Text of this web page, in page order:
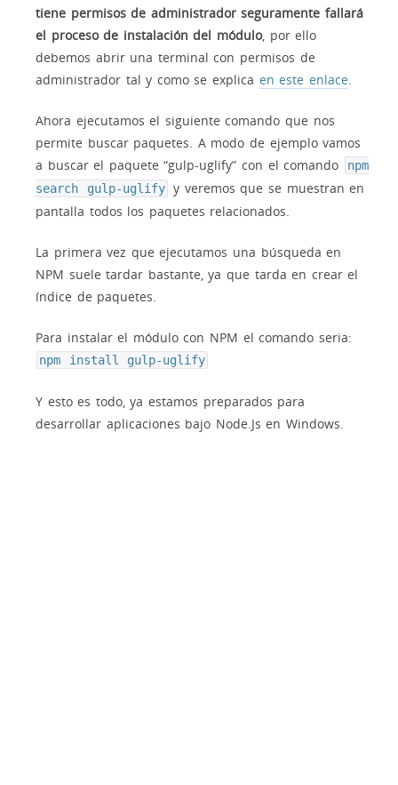
tiene permisos de administrador seguramente fallará
el proceso de instalación del módulo, por ello
debemos abrir una terminal con permisos de
administrador tal y como se explica en este enlace.
Ahora ejecutamos el siguiente comando que nos
permite buscar paquetes. A modo de ejemplo vamos
a buscar el paquete “gulp-uglify” con el comando
npm
search gulp-uglify y veremos que se muestran en
pantalla todos los paquetes relacionados.
La primera vez que ejecutamos una búsqueda en
NPM suele tardar bastante, ya que tarda en crear el
índice de paquetes.
Para instalar el módulo con NPM el comando seria:
npm install gulp-uglify
Y esto es todo, ya estamos preparados para
desarrollar aplicaciones bajo Node.Js en Windows.